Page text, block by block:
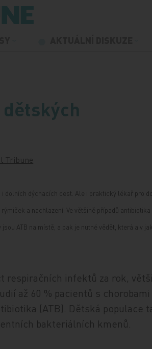
Tribune
dolních dýchacích cest. Ale i praktický lékař pro
a nachlazení. Ve většině případů antibiotika
ATB na místě, a pak je nutné vědět, která a v
respiračních infektů za rok,
až 60 % pacientů s chorobami
(ATB). Dětská populace
bakteriálních kmenů.